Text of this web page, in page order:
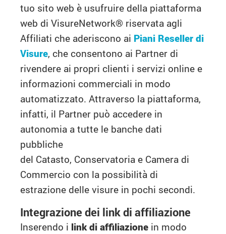
tuo sito web è usufruire della piattaforma
web di VisureNetwork® riservata agli
Affiliati che aderiscono ai Piani Reseller di
Visure, che consentono ai Partner di
rivendere ai propri clienti i servizi online e
informazioni commerciali in modo
automatizzato. Attraverso la piattaforma,
infatti, il Partner può accedere in
autonomia a tutte le banche dati
pubbliche
del Catasto, Conservatoria e Camera di
Commercio con la possibilità di
estrazione delle visure in pochi secondi.
Integrazione dei link di affiliazione
Inserendo i link di affiliazione in modo